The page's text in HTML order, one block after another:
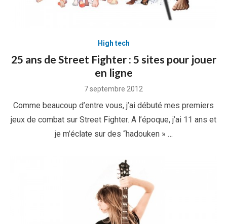
High tech
25 ans de Street Fighter : 5 sites pour jouer
en ligne
Posted
7 septembre 2012
Comme beaucoup d’entre vous, j’ai débuté mes premiers
jeux de combat sur Street Fighter. A l’époque, j’ai 11 ans et
je m’éclate sur des “hadouken » …